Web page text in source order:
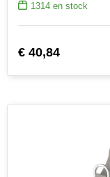
1314en stock
€ 40,84